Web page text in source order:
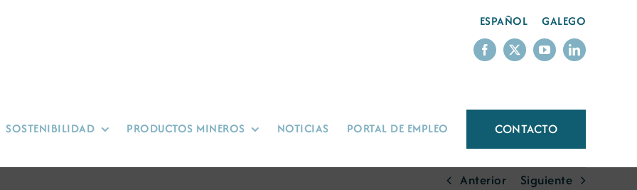
ESPAÑOL GALEGO
SOSTENIBILIDAD PRODUCTOS MINEROS NOTICIAS PORTAL DE EMPLEO CONTACTO
Anterior Siguiente